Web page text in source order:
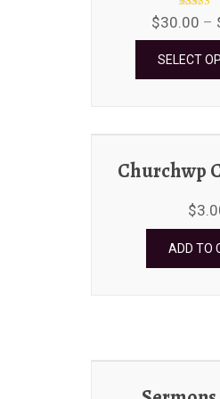
Rated
4.00
out of 5
$30.00 –
SELECT
Churchwp
$
ADD TO